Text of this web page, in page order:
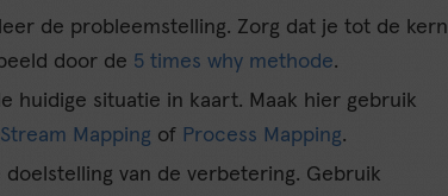
de probleemstelling. Zorg dat je tot de kern
door de 5 times why methode.
huidige situatie in kaart. Maak hier gebruik
Mapping of Process Mapping.
doelstelling van de verbetering. Gebruik